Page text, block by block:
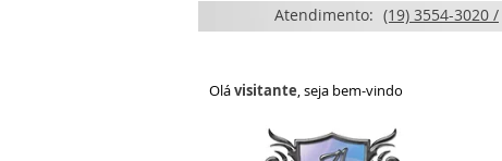
Atendimento: (19) 3554-3020 /
Olávisitante, seja bem-vindo